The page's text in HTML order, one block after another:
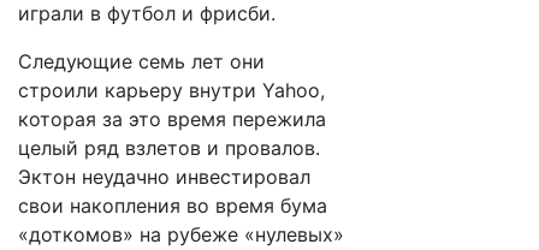
играли в футбол и фрисби.
Следующие семь лет они
строили карьеру внутри Yahoo,
которая за это время пережила
целый ряд взлетов и провалов.
Эктон неудачно инвестировал
свои накопления во время бума
«доткомов» на рубеже «нулевых»